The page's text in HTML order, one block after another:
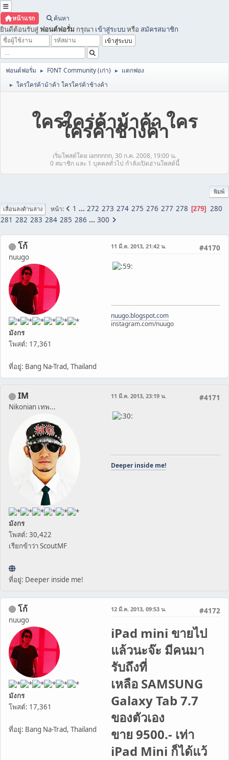
หน้าแรก ค้นหา
ยินดีต้อนรับสู่ ฟอนต์ฟอรั่ม กรุณา เข้าสู่ระบบหรือ สมัครสมาชิก
ฟอนต์ฟอรั่ม ► F0NT Community (เก่า) ► แตกฟอง
► ใครใคร่ค้าม้าค้า ใครใคร่ค้าช้างค้า
ใครใคร่ค้าม้าค้า ใคร
ใคร่ค้าช้างค้า
เริ่มโพสต์โดย iannnnn, 30 ก.ค. 2008, 19:00 น.
0 สมาชิก และ 1 บุคคลทั่วไป กำลังเปิดอ่านโพสต์นี้
พิมพ์
เลื่อนลงด้านล่าง หน้า 1 ... 272 273 274 275 276 277 278 279
280
281 282 283 284 285 286 ... 300
โก้
nuugo
มังกร
โพสต์: 17,361
ที่อยู่: Bang Na-Trad, Thailand
#4170
11 มี.ค. 2013, 21:42 น.
nuugo.blogspot.com
instagram.com/nuugo
IM
Nikonian เทพ...
มังกร
โพสต์: 30,422
เรียกข้าว่า ScoutMF
ที่อยู่: Deeper inside me!
#4171
11 มี.ค. 2013, 23:19 น.
Deeper inside me!
โก้
nuugo
มังกร
โพสต์: 17,361
ที่อยู่: Bang Na-Trad, Thailand
#4172
12 มี.ค. 2013, 09:53 น.
iPad mini ขายไป
แล้วนะจ๊ะ มีคนมา
รับถึงที่
เหลือ SAMSUNG
Galaxy Tab 7.7
ของตัวเอง
ขาย 9500.- เท่า
iPad Mini ก็ได้แว้